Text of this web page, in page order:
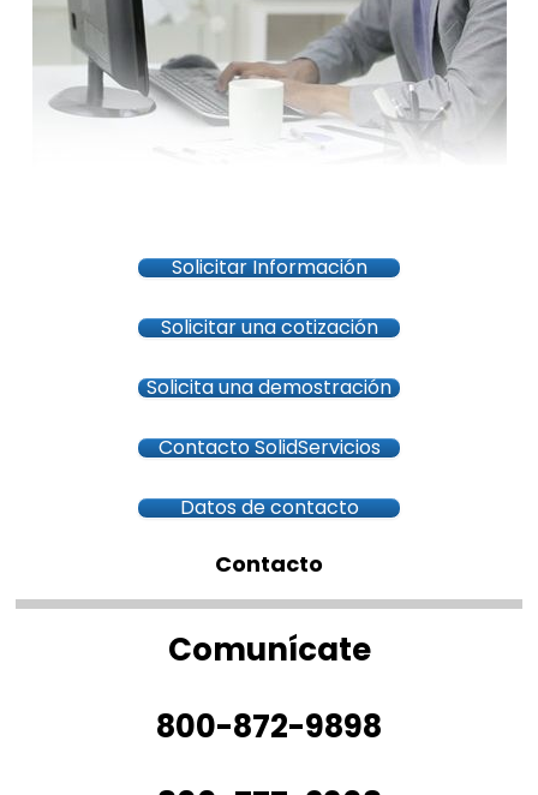
Solicitar Información
Solicitar una cotización
Solicita una demostración
Contacto SolidServicios
Datos de contacto
Contacto
Comunícate
800-872-9898